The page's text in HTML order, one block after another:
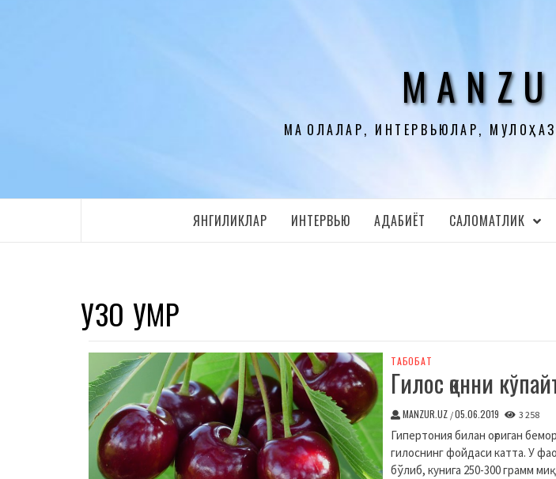
МАҚОЛАЛАР, ИНТЕРВЬЮЛАР,
ЯНГИЛИКЛАР ИНТЕРВЬЮ АДАБИЁТ CАЛОМАТЛИК
УЗОҚ УМР
ТАБОБАТ
Гилос қонни
MANZUR.UZ /05.06.2019 3 258
Гипертония билан оғриган
гилоснинг фойдаси катта. У
бўлиб, кунига 250-300 грамм